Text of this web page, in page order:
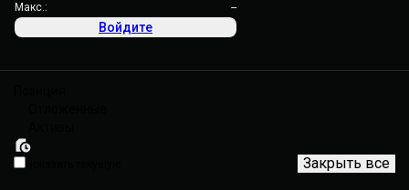
Макс.: --
Войдите
Закрыть все